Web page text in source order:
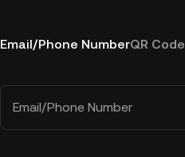
Email/Phone NumberQR Code
Email/Phone Number